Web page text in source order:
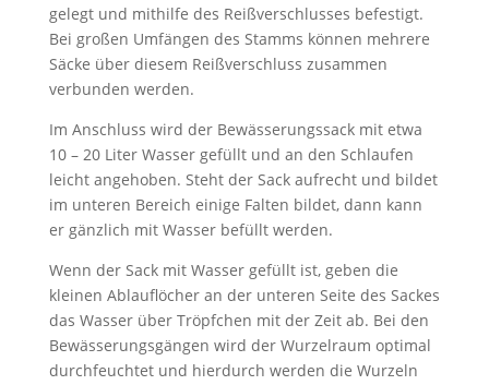
gelegt und mithilfe des Reißverschlusses befestigt.
Bei großen Umfängen des Stamms können mehrere
Säcke über diesem Reißverschluss zusammen
verbunden werden.
Im Anschluss wird der Bewässerungssack mit etwa
10 – 20 Liter Wasser gefüllt und an den Schlaufen
leicht angehoben. Steht der Sack aufrecht und bildet
im unteren Bereich einige Falten bildet, dann kann
er gänzlich mit Wasser befüllt werden.
Wenn der Sack mit Wasser gefüllt ist, geben die
kleinen Ablauflöcher an der unteren Seite des Sackes
das Wasser über Tröpfchen mit der Zeit ab. Bei den
Bewässerungsgängen wird der Wurzelraum optimal
durchfeuchtet und hierdurch werden die Wurzeln